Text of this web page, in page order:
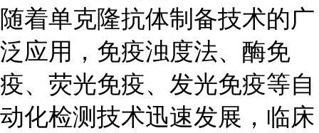
随着单克隆抗体制备技术的广
泛应用，免疫浊度法、酶免
疫、荧光免疫、发光免疫等自
动化检测技术迅速发展，临床